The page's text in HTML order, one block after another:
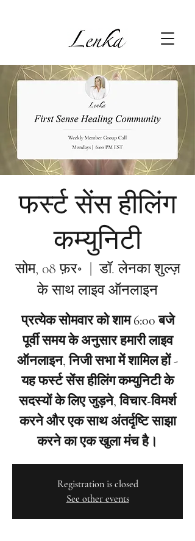
फर्स्ट सेंस हीलिंग
कम्युनिटी
सोम, 08 फ़र॰
  |
डॉ. लेनका शुल्ज़
के साथ लाइव ऑनलाइन
प्रत्येक सोमवार को शाम 6:00 बजे
पूर्वी समय के अनुसार हमारी लाइव
ऑनलाइन, निजी सभा में शामिल हों -
यह फर्स्ट सेंस हीलिंग कम्युनिटी के
सदस्यों के लिए जुड़ने, विचार-विमर्श
करने और एक साथ अंतर्दृष्टि साझा
करने का एक खुला मंच है।
Registration is closed
See other events